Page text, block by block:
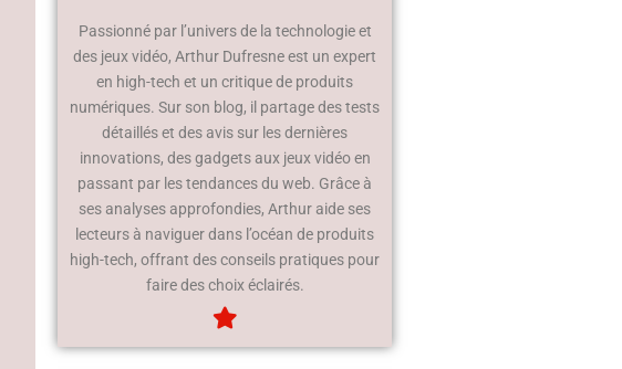
Passionné par l’univers de la technologie et
des jeux vidéo, Arthur Dufresne est un expert
en high-tech et un critique de produits
numériques. Sur son blog, il partage des tests
détaillés et des avis sur les dernières
innovations, des gadgets aux jeux vidéo en
passant par les tendances du web. Grâce à
ses analyses approfondies, Arthur aide ses
lecteurs à naviguer dans l’océan de produits
high-tech, offrant des conseils pratiques pour
faire des choix éclairés.